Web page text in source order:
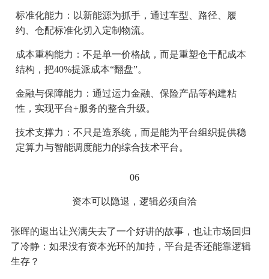
标准化能力：以新能源为抓手，通过车型、路径、履
约、仓配标准化切入定制物流。
成本重构能力：不是单一价格战，而是重塑仓干配成本
结构，把40%提派成本“翻盘”。
金融与保障能力：通过运力金融、保险产品等构建粘
性，实现平台+服务的整合升级。
技术支撑力：不只是造系统，而是能为平台组织提供稳
定算力与智能调度能力的综合技术平台。
06
资本可以隐退，逻辑必须自洽
张晖的退出让兴满失去了一个好讲的故事，也让市场回归
了冷静：如果没有资本光环的加持，平台是否还能靠逻辑
生存？